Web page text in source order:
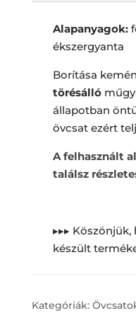
Alapanyagok:
ékszergyanta
Borítása
törésálló
állapotban
övcsat ezért
A felhasznált
találsz
▸▸▸ Köszönjük,
készült
Kategóriák: